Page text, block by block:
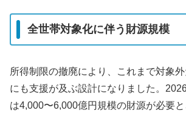
全世帯対象化に伴う財源規模
所得制限の撤廃により、これまで対象
にも支援が及ぶ設計になりました。
は4,000〜6,000億円規模の財源が必要